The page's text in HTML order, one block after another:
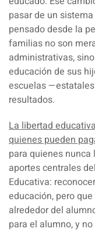
pasar de un
pensado desde la
familias no son
administrativas,
educación de sus
escuelas
resultados.
La libertad
quienes pueden
para quienes
aportes centrales
Educativa:
educación, pero
alrededor del
para el alumno, y